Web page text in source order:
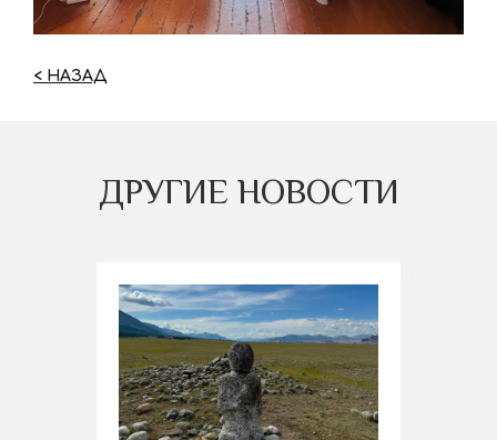
< НАЗАД
ДРУГИЕ НОВОСТИ